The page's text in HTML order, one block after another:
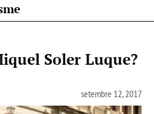
Soler Luque?
setembre 12, 2017